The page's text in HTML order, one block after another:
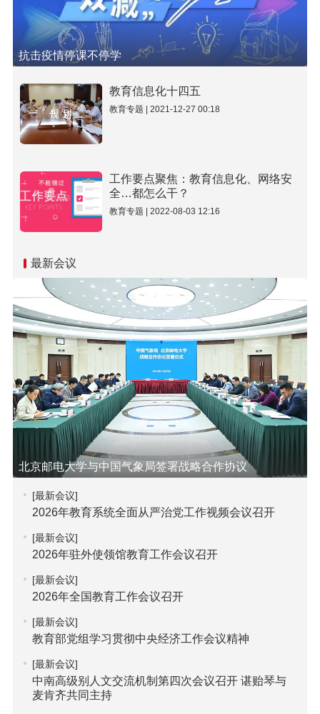
抗击疫情停课不停学
教育信息化十四五
教育专题 | 2021-12-27 00:18
工作要点聚焦：教育信息化、网络安
全…都怎么干？
教育专题 | 2022-08-03 12:16
最新会议
北京邮电大学与中国气象局签署战略合作协议
[最新会议]
2026年教育系统全面从严治党工作视频会议召开
[最新会议]
2026年驻外使领馆教育工作会议召开
[最新会议]
2026年全国教育工作会议召开
[最新会议]
教育部党组学习贯彻中央经济工作会议精神
[最新会议]
中南高级别人文交流机制第四次会议召开 谌贻琴与
麦肯齐共同主持